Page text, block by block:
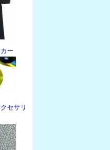
ー
セサリ